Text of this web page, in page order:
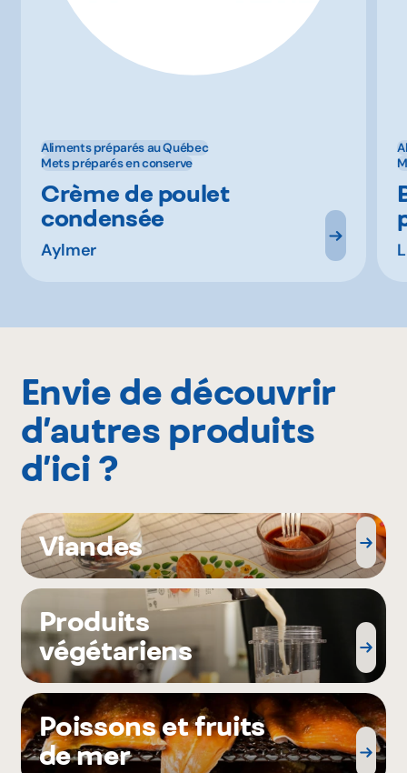
Aliments préparés au Québec
Mets préparés en conserve
Crème de poulet
condensée
Aylmer
Envie de découvrir
d’autres produits
d’ici ?
Viandes
Produits
végétariens
Poissons et fruits
de mer